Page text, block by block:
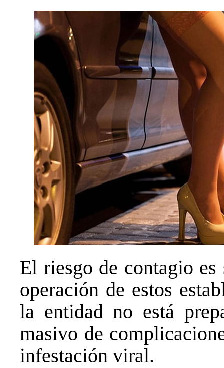
El riesgo de contagio es
operación de estos
la entidad no está
masivo de
infestación viral.